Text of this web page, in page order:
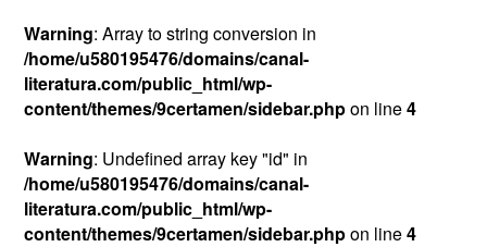
Warning: Array to string conversion in
/home/u580195476/domains/canal-
literatura.com/public_html/wp-
content/themes/9certamen/sidebar.phpon line4
Warning: Undefined array key "id" in
/home/u580195476/domains/canal-
literatura.com/public_html/wp-
content/themes/9certamen/sidebar.phpon line4